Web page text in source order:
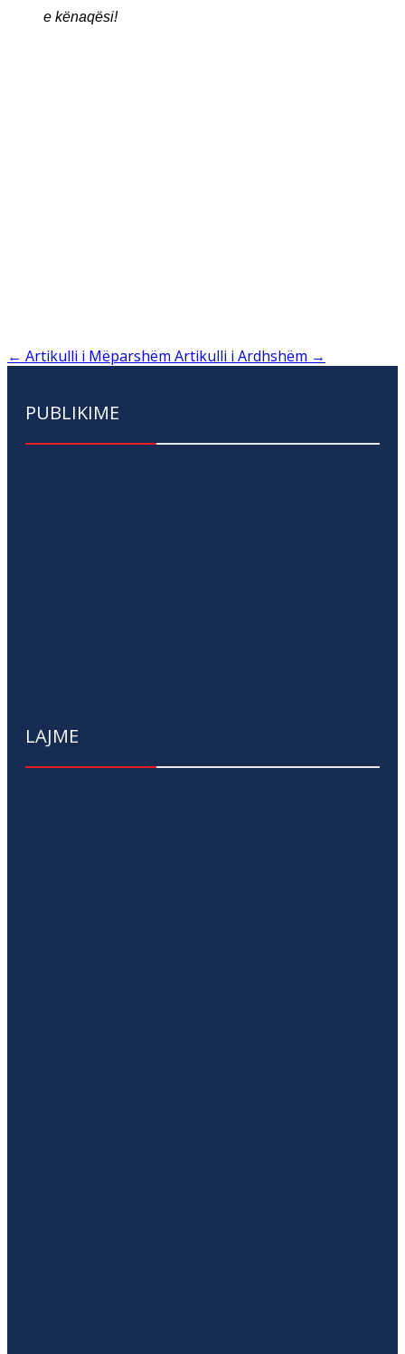
e kënaqësi!
← Artikulli i Mëparshëm Artikulli i Ardhshëm →
PUBLIKIME
LAJME